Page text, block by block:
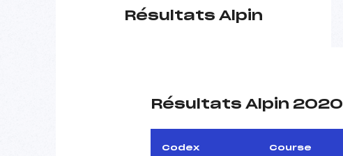
Résultats Alpin
Résultats Alpin 2020
Codex Course